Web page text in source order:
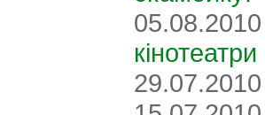
кінотеатри